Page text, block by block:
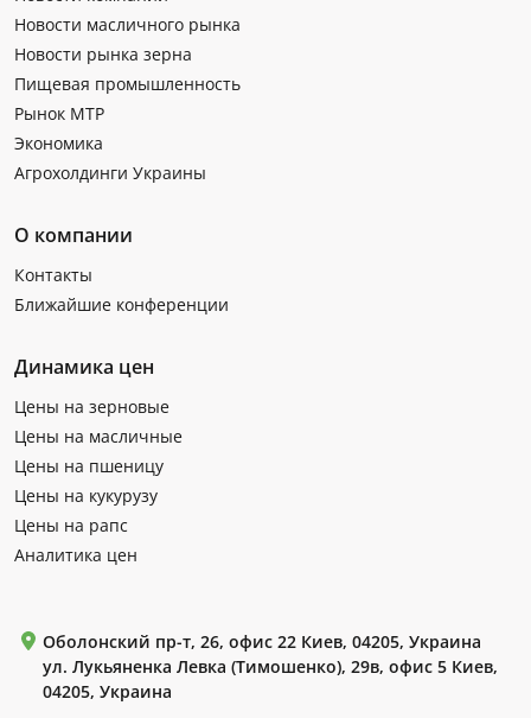
Новости масличного рынка
Новости рынка зерна
Пищевая промышленность
Рынок МТР
Экономика
Агрохолдинги Украины
О компании
Контакты
Ближайшие конференции
Динамика цен
Цены на зерновые
Цены на масличные
Цены на пшеницу
Цены на кукурузу
Цены на рапс
Аналитика цен
Оболонский пр-т, 26, офис 22 Киев, 04205, Украина
ул. Лукьяненка Левка (Тимошенко), 29в, офис 5 Киев,
04205, Украина